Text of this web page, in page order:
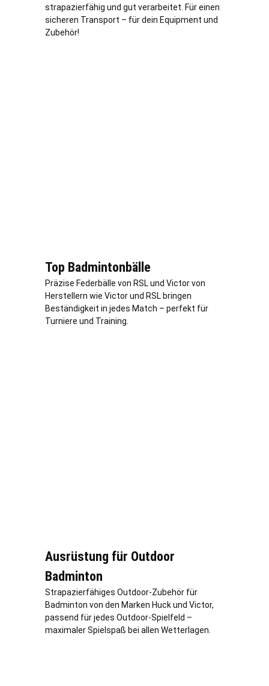
strapazierfähig und gut verarbeitet. Für einen
sicheren Transport – für dein Equipment und
Zubehör!
Top Badmintonbälle
Präzise Federbälle von RSL und Victor von
Herstellern wie Victor und RSL bringen
Beständigkeit in jedes Match – perfekt für
Turniere und Training.
Ausrüstung für Outdoor
Badminton
Strapazierfähiges Outdoor-Zubehör für
Badminton von den Marken Huck und Victor,
passend für jedes Outdoor-Spielfeld –
maximaler Spielspaß bei allen Wetterlagen.